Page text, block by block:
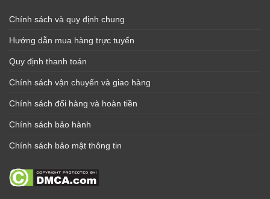
Chính sách và quy định chung
Hướng dẫn mua hàng trực tuyến
Quy định thanh toán
Chính sách vận chuyển và giao hàng
Chính sách đổi hàng và hoàn tiền
Chính sách bảo hành
Chính sách bảo mật thông tin